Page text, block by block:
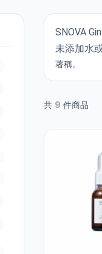
SNOVA
未添加水
著稱。
共 9 件商品